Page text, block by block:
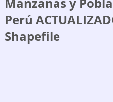
Perú
Shapefile